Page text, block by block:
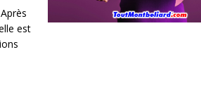
est